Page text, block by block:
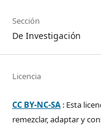
Sección
De Investigación
Licencia
CC BY-NC-SA: Esta
remezclar, adaptar y